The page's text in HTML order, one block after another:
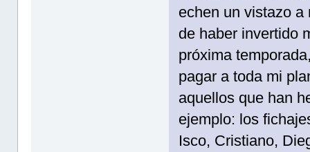
echen un vistazo
de haber invertido
próxima
pagar a toda mi
aquellos que han
ejemplo: los
Isco, Cristiano,